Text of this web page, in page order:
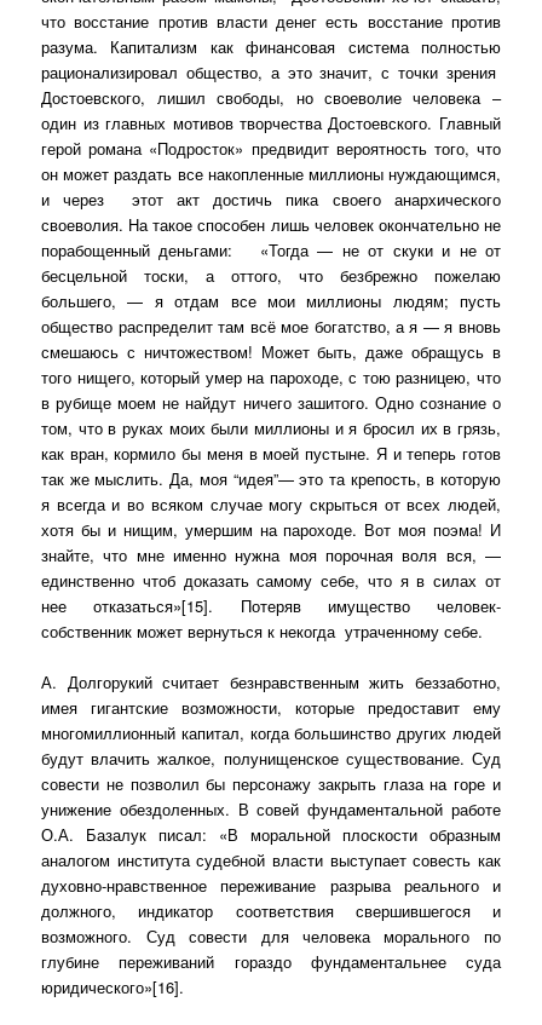
что восстание против власти денег есть восстание против
разума. Капитализм как финансовая система полностью
рационализировал общество, а это значит, с точки зрения
Достоевского, лишил свободы, но своеволие человека –
один из главных мотивов творчества Достоевского. Главный
герой романа «Подросток» предвидит вероятность того, что
он может раздать все накопленные миллионы нуждающимся,
и через
этот акт достичь пика своего анархического
своеволия. На такое способен лишь человек окончательно не
порабощенный деньгами:
«Тогда — не от скуки и не от
бесцельной тоски, а оттого, что безбрежно пожелаю
большего, — я отдам все мои миллионы людям; пусть
общество распределит там всё мое богатство, а я — я вновь
смешаюсь с ничтожеством! Может быть, даже обращусь в
того нищего, который умер на пароходе, с тою разницею, что
в рубище моем не найдут ничего зашитого. Одно сознание о
том, что в руках моих были миллионы и я бросил их в грязь,
как вран, кормило бы меня в моей пустыне. Я и теперь готов
так же мыслить. Да, моя “идея”— это та крепость, в которую
я всегда и во всяком случае могу скрыться от всех людей,
хотя бы и нищим, умершим на пароходе. Вот моя поэма! И
знайте, что мне именно нужна моя порочная воля вся, —
единственно чтоб доказать самому себе, что я в силах от
нее отказаться»[15]. Потеряв имущество человек-
собственник может вернуться к некогда утраченному себе.
А. Долгорукий считает безнравственным жить беззаботно,
имея гигантские возможности, которые предоставит ему
многомиллионный капитал, когда большинство других людей
будут влачить жалкое, полунищенское существование. Суд
совести не позволил бы персонажу закрыть глаза на горе и
унижение обездоленных. В совей фундаментальной работе
О.А. Базалук писал: «В моральной плоскости образным
аналогом института судебной власти выступает совесть как
духовно-нравственное переживание разрыва реального и
должного, индикатор соответствия свершившегося и
возможного. Суд совести для человека морального по
глубине переживаний гораздо фундаментальнее суда
юридического»[16].